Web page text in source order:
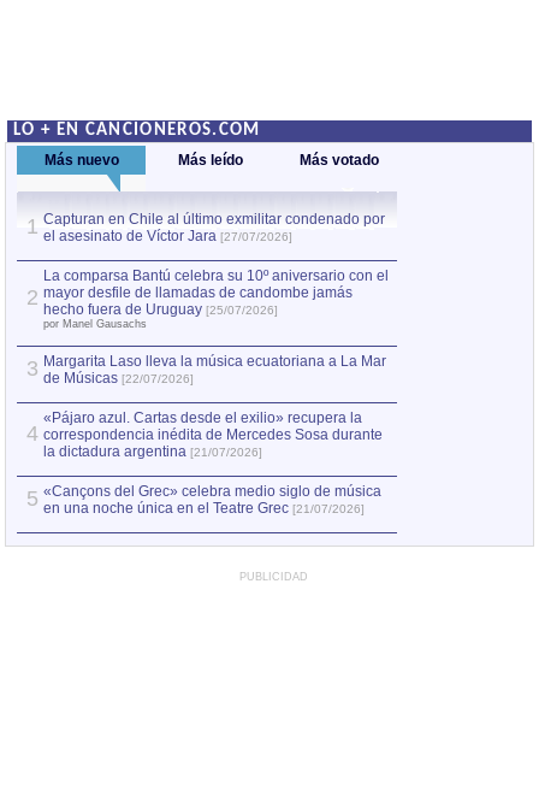
LO + EN CANCIONEROS.COM
Más nuevo Más leído Más votado
1 Capturan en Chile al último exmilitar condenado por
el asesinato de Víctor Jara [27/07/2026]
2
La comparsa Bantú celebra su 10º aniversario con el
mayor desfile de llamadas de candombe jamás
hecho fuera de Uruguay [25/07/2026]
por Manel Gausachs
3 Margarita Laso lleva la música ecuatoriana a La Mar
de Músicas [22/07/2026]
4
«Pájaro azul. Cartas desde el exilio» recupera la
correspondencia inédita de Mercedes Sosa durante
la dictadura argentina [21/07/2026]
5 «Cançons del Grec» celebra medio siglo de música
en una noche única en el Teatre Grec [21/07/2026]
PUBLICIDAD